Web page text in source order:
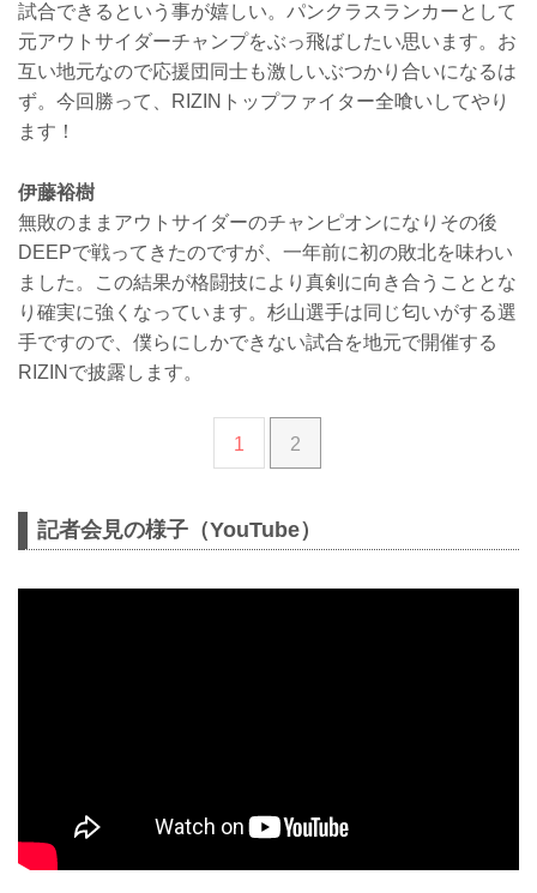
試合できるという事が嬉しい。パンクラスランカーとして
元アウトサイダーチャンプをぶっ飛ばしたい思います。お
互い地元なので応援団同士も激しいぶつかり合いになるは
ず。今回勝って、RIZINトップファイター全喰いしてやり
ます！
伊藤裕樹
無敗のままアウトサイダーのチャンピオンになりその後
DEEPで戦ってきたのですが、一年前に初の敗北を味わい
ました。この結果が格闘技により真剣に向き合うこととな
り確実に強くなっています。杉山選手は同じ匂いがする選
手ですので、僕らにしかできない試合を地元で開催する
RIZINで披露します。
1 2
記者会見の様子（YouTube）